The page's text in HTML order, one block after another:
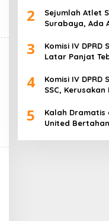
2
Sejumlah Atlet
Surabaya, Ada
3
Komisi IV
Latar Panjat
4
Komisi IV
SSC,
5
Kalah Dramatis
United